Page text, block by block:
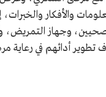
والأفكار
وجهاز التمريض،
تطوير أدائهم في رعاية